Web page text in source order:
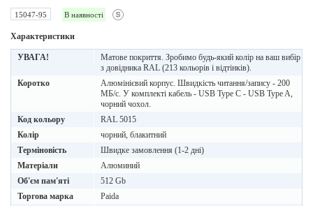
15047-95 В наявності
Характеристики
УВАГА!
Матове покриття. Зробимо будь-який колір на ваш вибір
з довідника RAL (213 кольорів і відтінків).
Коротко
Алюмінієвий корпус. Швидкість читання/запису - 200
МБ/с. У комплекті кабель - USB Type C - USB Type A,
чорний чохол.
Код кольору
RAL 5015
Колір
чорний, блакитний
Терміновість
Швидке замовлення (1-2 дні)
Матеріали
Алюминий
Об'єм пам'яті
512 Gb
Торгова марка
Paida